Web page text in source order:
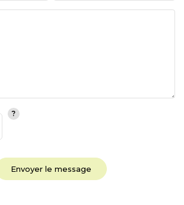
Envoyer le message